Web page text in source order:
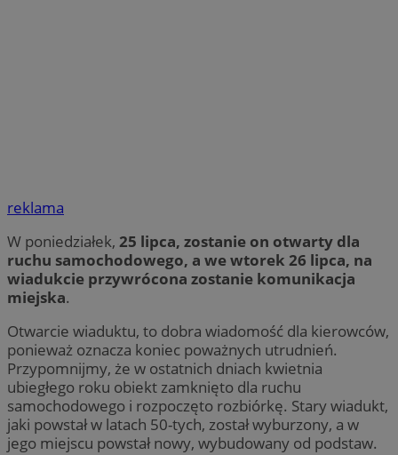
reklama
W poniedziałek, 25 lipca, zostanie on otwarty dla
ruchu samochodowego, a we wtorek 26 lipca, na
wiadukcie przywrócona zostanie komunikacja
miejska.
Otwarcie wiaduktu, to dobra wiadomość dla kierowców,
ponieważ oznacza koniec poważnych utrudnień.
Przypomnijmy, że w ostatnich dniach kwietnia
ubiegłego roku obiekt zamknięto dla ruchu
samochodowego i rozpoczęto rozbiórkę. Stary wiadukt,
jaki powstał w latach 50-tych, został wyburzony, a w
jego miejscu powstał nowy, wybudowany od podstaw.